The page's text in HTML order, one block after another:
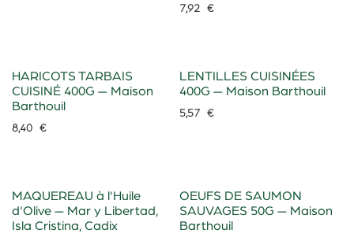
7,92€
HARICOTS TARBAIS
CUISINÉ 400G — Maison
Barthouil
8,40 €
LENTILLES CUISINÉES
400G — Maison Barthouil
5,57€
MAQUEREAU à l'Huile
d'Olive — Mar y Libertad,
Isla Cristina, Cadix
OEUFS DE SAUMON
SAUVAGES 50G — Maison
Barthouil